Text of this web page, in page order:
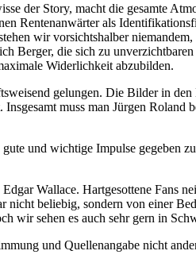
der Story, macht die gesamte
Rentenanwärter als
wir vorsichtshalber
die sich zu
Widerlichkeit abzubilden.
gelungen. Die Bilder in
muss man Jürgen Roland
und wichtige Impulse gegeben
Wallace. Hartgesottene Fans
beliebig, sondern von einer
wir sehen es auch sehr gern in
und Quellenangabe nicht